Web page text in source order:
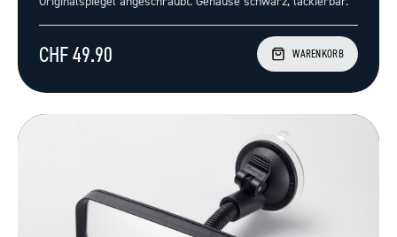
CHF 49.90 WARENKORB